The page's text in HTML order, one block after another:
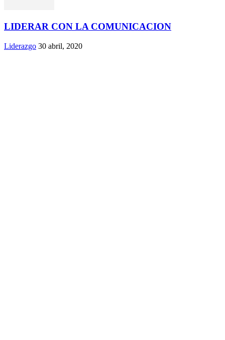
LIDERAR CON LA COMUNICACION
Liderazgo 30 abril, 2020